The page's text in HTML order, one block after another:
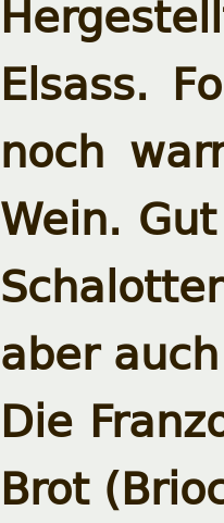
Elsass.
noch
Wein.
aber
Die
Brot